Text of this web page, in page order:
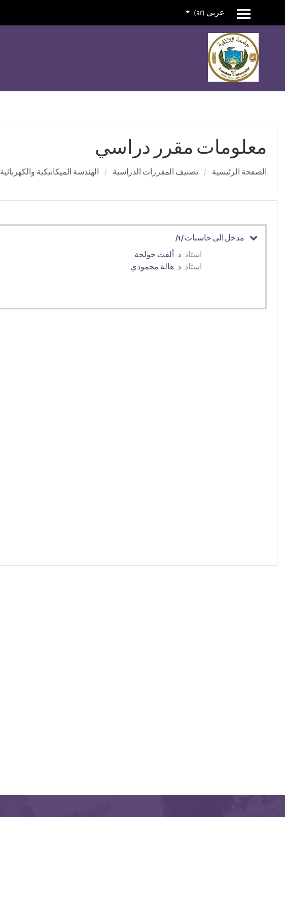
تخطي إلى المحتوى الرئيسي
واجهة جانبيةعربي ‎(ar)‎
معلومات مقرر دراسي
الصفحة الرئيسية تصنيف المقررات الدراسية الهندسة الميكانيكية والكهربائية
مدخل الى حاسبات /1/
استاذ: د. ألفت جولحة
استاذ: د. هالة محمودي